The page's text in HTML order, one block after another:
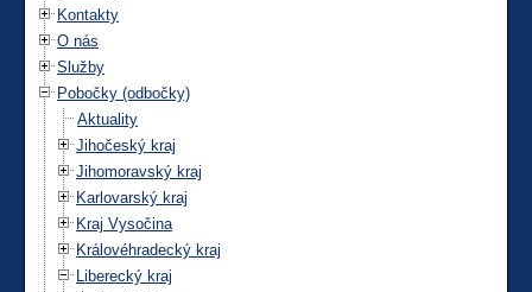
Kontakty
O nás
Služby
Pobočky (odbočky)
Aktuality
Jihočeský kraj
Jihomoravský kraj
Karlovarský kraj
Kraj Vysočina
Královéhradecký kraj
Liberecký kraj